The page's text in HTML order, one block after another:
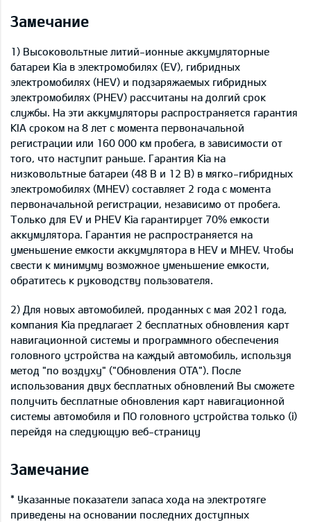
Замечание
1) Высоковольтные литий-ионные аккумуляторные
батареи Kia в электромобилях (EV), гибридных
электромобилях (HEV) и подзаряжаемых гибридных
электромобилях (PHEV) рассчитаны на долгий срок
службы. На эти аккумуляторы распространяется гарантия
KIA сроком на 8 лет с момента первоначальной
регистрации или 160 000 км пробега, в зависимости от
того, что наступит раньше. Гарантия Kia на
низковольтные батареи (48 В и 12 В) в мягко-гибридных
электромобилях (MHEV) составляет 2 года с момента
первоначальной регистрации, независимо от пробега.
Только для EV и PHEV Kia гарантирует 70% емкости
аккумулятора. Гарантия не распространяется на
уменьшение емкости аккумулятора в HEV и MHEV. Чтобы
свести к минимуму возможное уменьшение емкости,
обратитесь к руководству пользователя.
2) Для новых автомобилей, проданных с мая 2021 года,
компания Kia предлагает 2 бесплатных обновления карт
навигационной системы и программного обеспечения
головного устройства на каждый автомобиль, используя
метод "по воздуху" ("Обновления OTA"). После
использования двух бесплатных обновлений Вы сможете
получить бесплатные обновления карт навигационной
системы автомобиля и ПО головного устройства только (i)
перейдя на следующую веб-страницу
Замечание
* Указанные показатели запаса хода на электротяге
приведены на основании последних доступных